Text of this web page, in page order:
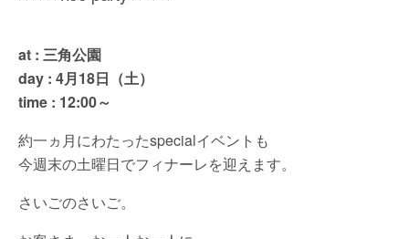
at : 三角公園
day : 4月18日（土）
time : 12:00～
約一ヵ月にわたったspecialイベントも
今週末の土曜日でフィナーレを迎えます。
さいごのさいご。